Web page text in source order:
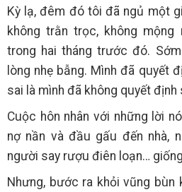
Kỳ lạ, đêm đó tôi đã ngủ một
không trằn trọc, không
trong hai tháng trước đó.
lòng nhẹ bẫng. Mình đã quyết
sai là mình đã không quyết định
Cuộc hôn nhân với những lời
nợ nần và đầu gấu đến nhà,
người say rượu điên loạn…
Nhưng, bước ra khỏi vũng bùn